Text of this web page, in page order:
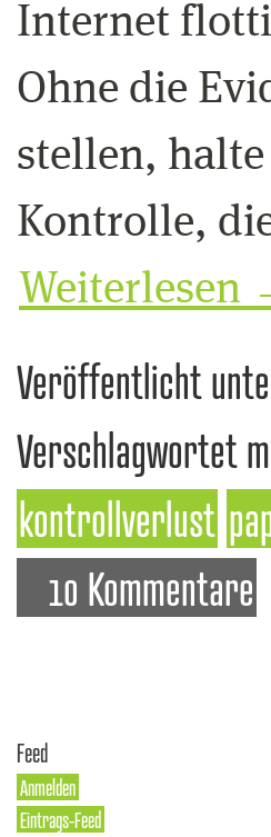
Internet
Ohne die
stellen,
Kontrolle,
Weiterlesen
Veröffentlicht
Verschlagwortet
kontrollverlust
10 Kommentare
Feed
Anmelden
Eintrags-Feed